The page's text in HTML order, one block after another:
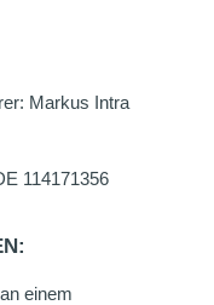
Markus Intra
114171356
einem